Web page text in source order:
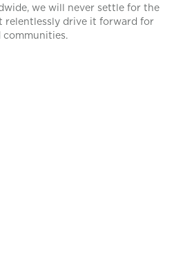
we will never settle for the
relentlessly drive it forward for
communities.